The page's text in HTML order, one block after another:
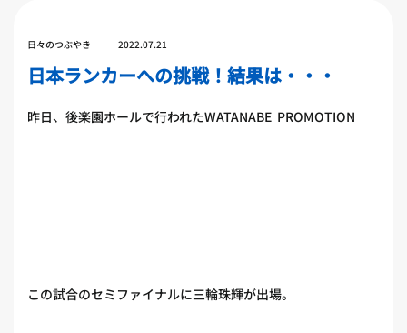
日々のつぶやき 2022.07.21
日本ランカーへの挑戦！結果は・・・
昨日、後楽園ホールで行われたWATANABE PROMOTION
この試合のセミファイナルに三輪珠輝が出場。